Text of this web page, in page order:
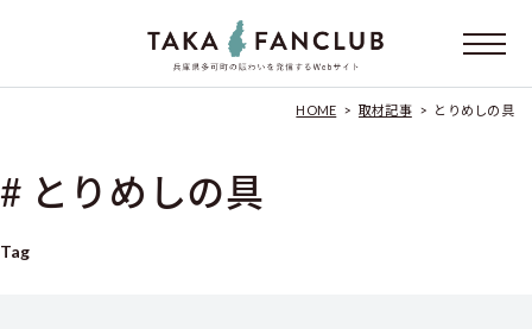
HOME > 取材記事 > とりめしの具
# とりめしの具
Tag